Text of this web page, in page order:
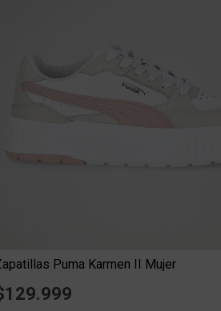
Puma Karmen II Mujer